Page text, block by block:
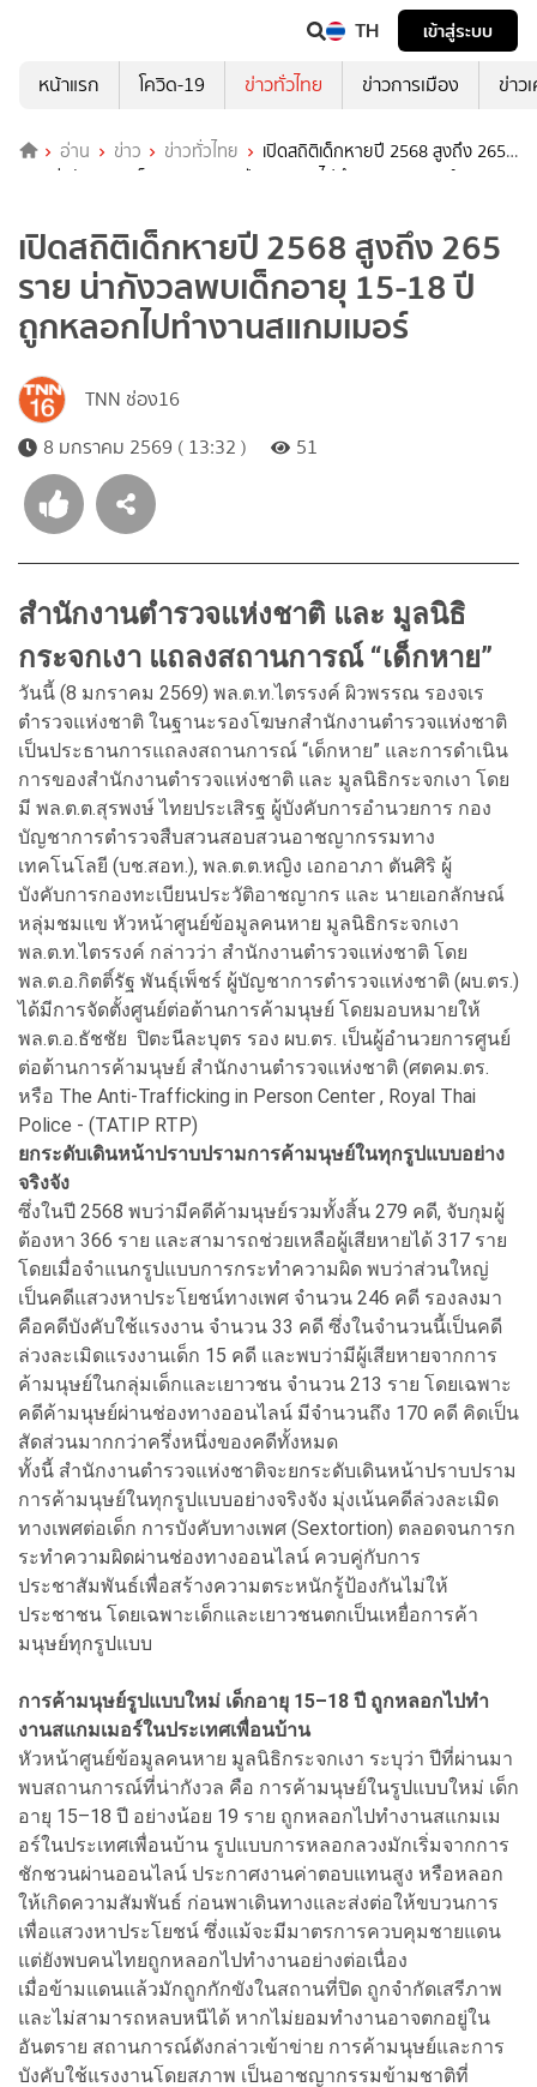
TH
เข้าสู่ระบบ
หน้าแรก
โควิด-19 ข่าวทั่วไทย ข่าวการเมือง ข่าว
อ่าน ข่าว ข่าวทั่วไทย
เปิดสถิติเด็กหายปี 2568 สูงถึง 265
ราย น่ากังวลพบเด็กอายุ 15-18 ปี ถูกหลอกไปทำงานสแกมเมอร์
เปิดสถิติเด็กหายปี 2568 สูงถึง 265
ราย น่ากังวลพบเด็กอายุ 15-18 ปี
ถูกหลอกไปทำงานสแกมเมอร์
TNN ช่อง16
8 มกราคม 2569 ( 13:32 )
51
สำนักงานตำรวจแห่งชาติ และ มูลนิธิ
กระจกเงา แถลงสถานการณ์ “เด็กหาย”
วันนี้ (8 มกราคม 2569) พล.ต.ท.ไตรรงค์ ผิวพรรณ รองจเร
ตำรวจแห่งชาติ ในฐานะรองโฆษกสำนักงานตำรวจแห่งชาติ
เป็นประธานการแถลงสถานการณ์ “เด็กหาย” และการดำเนิน
การของสำนักงานตำรวจแห่งชาติ และ มูลนิธิกระจกเงา โดย
มี พล.ต.ต.สุรพงษ์ ไทยประเสิรฐ ผู้บังคับการอำนวยการ กอง
บัญชาการตำรวจสืบสวนสอบสวนอาชญากรรมทาง
เทคโนโลยี (บช.สอท.), พล.ต.ต.หญิง เอกอาภา ตันศิริ ผู้
บังคับการกองทะเบียนประวัติอาชญากร และ นายเอกลักษณ์
หลุ่มชมแข หัวหน้าศูนย์ข้อมูลคนหาย มูลนิธิกระจกเงา
พล.ต.ท.ไตรรงค์ กล่าวว่า สำนักงานตำรวจแห่งชาติ โดย
พล.ต.อ.กิตติ์รัฐ พันธุ์เพ็ชร์ ผู้บัญชาการตำรวจแห่งชาติ (ผบ.ตร.)
ได้มีการจัดตั้งศูนย์ต่อต้านการค้ามนุษย์ โดยมอบหมายให้
พล.ต.อ.ธัชชัย ปิตะนีละบุตร รอง ผบ.ตร. เป็นผู้อำนวยการศูนย์
ต่อต้านการค้ามนุษย์ สำนักงานตำรวจแห่งชาติ (ศตคม.ตร.
หรือ The Anti-Trafficking in Person Center , Royal Thai
Police - (TATIP RTP)
ยกระดับเดินหน้าปราบปรามการค้ามนุษย์ในทุกรูปแบบอย่าง
จริงจัง
ซึ่งในปี 2568 พบว่ามีคดีค้ามนุษย์รวมทั้งสิ้น 279 คดี, จับกุมผู้
ต้องหา 366 ราย และสามารถช่วยเหลือผู้เสียหายได้ 317 ราย
โดยเมื่อจำแนกรูปแบบการกระทำความผิด พบว่าส่วนใหญ่
เป็นคดีแสวงหาประโยชน์ทางเพศ จำนวน 246 คดี รองลงมา
คือคดีบังคับใช้แรงงาน จำนวน 33 คดี ซึ่งในจำนวนนี้เป็นคดี
ล่วงละเมิดแรงงานเด็ก 15 คดี และพบว่ามีผู้เสียหายจากการ
ค้ามนุษย์ในกลุ่มเด็กและเยาวชน จำนวน 213 ราย โดยเฉพาะ
คดีค้ามนุษย์ผ่านช่องทางออนไลน์ มีจำนวนถึง 170 คดี คิดเป็น
สัดส่วนมากกว่าครึ่งหนึ่งของคดีทั้งหมด
ทั้งนี้ สำนักงานตำรวจแห่งชาติจะยกระดับเดินหน้าปราบปราม
การค้ามนุษย์ในทุกรูปแบบอย่างจริงจัง มุ่งเน้นคดีล่วงละเมิด
ทางเพศต่อเด็ก การบังคับทางเพศ (Sextortion) ตลอดจนการก
ระทำความผิดผ่านช่องทางออนไลน์ ควบคู่กับการ
ประชาสัมพันธ์เพื่อสร้างความตระหนักรู้ป้องกันไม่ให้
ประชาชน โดยเฉพาะเด็กและเยาวชนตกเป็นเหยื่อการค้า
มนุษย์ทุกรูปแบบ
การค้ามนุษย์รูปแบบใหม่ เด็กอายุ 15–18 ปี ถูกหลอกไปทำ
งานสแกมเมอร์ในประเทศเพื่อนบ้าน
หัวหน้าศูนย์ข้อมูลคนหาย มูลนิธิกระจกเงา ระบุว่า ปีที่ผ่านมา
พบสถานการณ์ที่น่ากังวล คือ การค้ามนุษย์ในรูปแบบใหม่ เด็ก
อายุ 15–18 ปี อย่างน้อย 19 ราย ถูกหลอกไปทำงานสแกมเม
อร์ในประเทศเพื่อนบ้าน รูปแบบการหลอกลวงมักเริ่มจากการ
ชักชวนผ่านออนไลน์ ประกาศงานค่าตอบแทนสูง หรือหลอก
ให้เกิดความสัมพันธ์ ก่อนพาเดินทางและส่งต่อให้ขบวนการ
เพื่อแสวงหาประโยชน์ ซึ่งแม้จะมีมาตรการควบคุมชายแดน
แต่ยังพบคนไทยถูกหลอกไปทำงานอย่างต่อเนื่อง
เมื่อข้ามแดนแล้วมักถูกกักขังในสถานที่ปิด ถูกจำกัดเสรีภาพ
และไม่สามารถหลบหนีได้ หากไม่ยอมทำงานอาจตกอยู่ใน
อันตราย สถานการณ์ดังกล่าวเข้าข่าย การค้ามนุษย์และการ
บังคับใช้แรงงานโดยสภาพ เป็นอาชญากรรมข้ามชาติที่